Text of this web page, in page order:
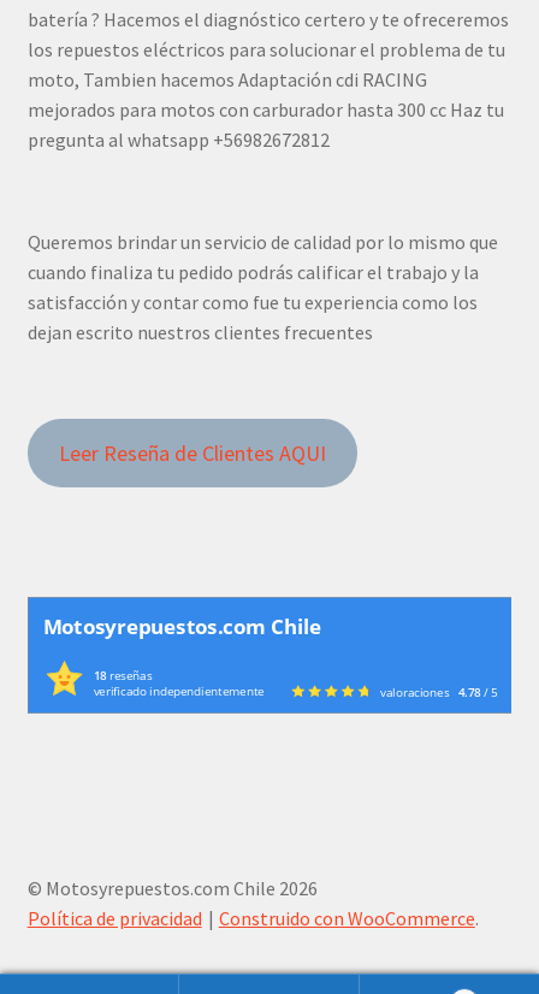
batería ? Hacemos el diagnóstico certero y te ofreceremos
los repuestos eléctricos para solucionar el problema de tu
moto, Tambien hacemos Adaptación cdi RACING
mejorados para motos con carburador hasta 300 cc Haz tu
pregunta al whatsapp +56982672812
Queremos brindar un servicio de calidad por lo mismo que
cuando finaliza tu pedido podrás calificar el trabajo y la
satisfacción y contar como fue tu experiencia como los
dejan escrito nuestros clientes frecuentes
Leer Reseña de Clientes AQUI
Motosyrepuestos.com Chile
18reseñas
verificado independientemente
valoraciones 4.78/ 5
© Motosyrepuestos.com Chile 2026
Política de privacidad
Construido con WooCommerce.